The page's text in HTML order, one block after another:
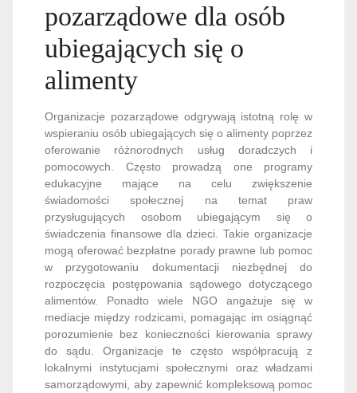
pozarządowe dla osób
ubiegających się o
alimenty
Organizacje pozarządowe odgrywają istotną rolę w
wspieraniu osób ubiegających się o alimenty poprzez
oferowanie różnorodnych usług doradczych i
pomocowych. Często prowadzą one programy
edukacyjne mające na celu zwiększenie
świadomości społecznej na temat praw
przysługujących osobom ubiegającym się o
świadczenia finansowe dla dzieci. Takie organizacje
mogą oferować bezpłatne porady prawne lub pomoc
w przygotowaniu dokumentacji niezbędnej do
rozpoczęcia postępowania sądowego dotyczącego
alimentów. Ponadto wiele NGO angażuje się w
mediacje między rodzicami, pomagając im osiągnąć
porozumienie bez konieczności kierowania sprawy
do sądu. Organizacje te często współpracują z
lokalnymi instytucjami społecznymi oraz władzami
samorządowymi, aby zapewnić kompleksową pomoc